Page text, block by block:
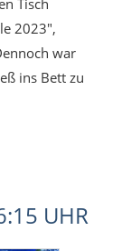
2023",
war
ins Bett zu
UHR